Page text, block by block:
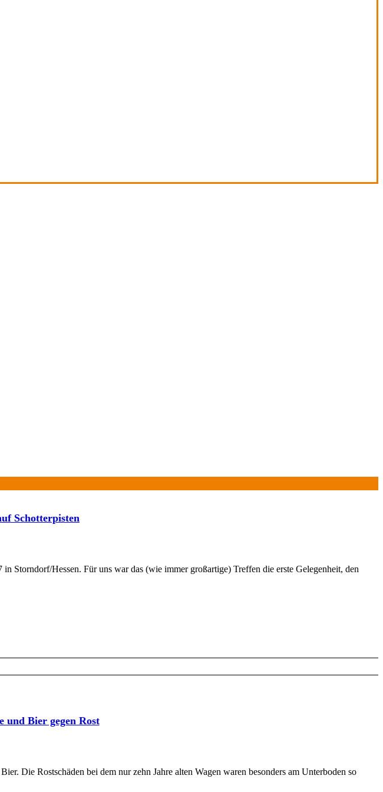
Schotterpisten
Storndorf/Hessen. Für uns war das (wie immer großartige) Treffen die erste Gelegenheit, den
und Bier gegen Rost
Die Rostschäden bei dem nur zehn Jahre alten Wagen waren besonders am Unterboden so